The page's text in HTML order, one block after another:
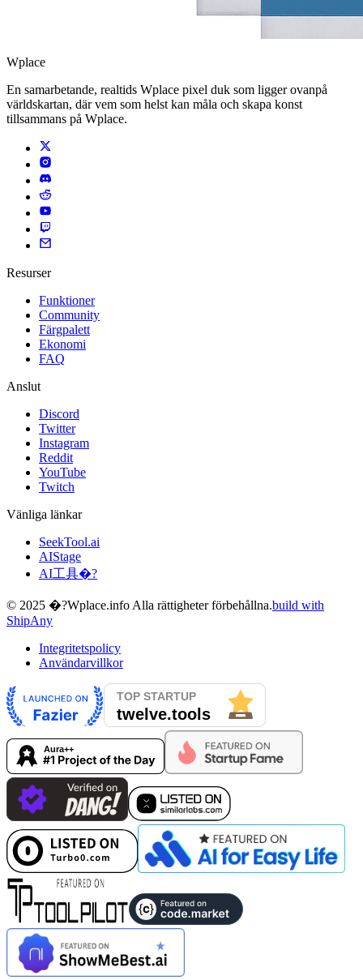
Wplace
En samarbetande, realtids Wplace pixel duk som ligger ovanpå
världskartan, där vem som helst kan måla och skapa konst
tillsammans på Wplace.
Resurser
Funktioner
Community
Färgpalett
Ekonomi
FAQ
Anslut
Discord
Twitter
Instagram
Reddit
YouTube
Twitch
Vänliga länkar
SeekTool.ai
AIStage
AI工具�?
© 2025 �?Wplace.info Alla rättigheter förbehållna.build with
ShipAny
Integritetspolicy
Användarvillkor